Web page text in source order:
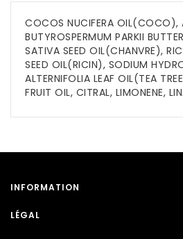
COCOS NUCIFERA OIL(COCO),
BUTYROSPERMUM PARKII
SATIVA SEED OIL(CHANVRE),
SEED OIL(RICIN), SODIUM
ALTERNIFOLIA LEAF OIL(TEA
FRUIT OIL, CITRAL, LIMONENE,
INFORMATION
LÉGAL